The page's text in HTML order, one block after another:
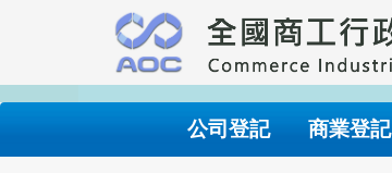
要
內
公司登記 商業登記